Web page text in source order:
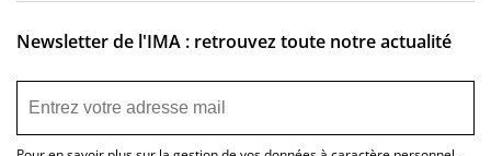
Newsletter de l'IMA : retrouvez toute notre actualité